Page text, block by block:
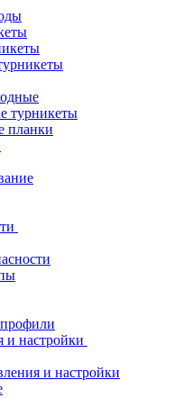
турникеты
планки
и настройки
и настройки